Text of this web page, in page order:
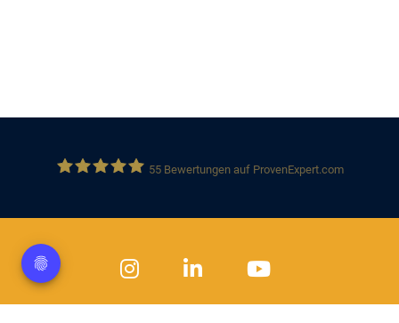
Solution 360 GmbH
55Bewertungen auf ProvenExpert.com